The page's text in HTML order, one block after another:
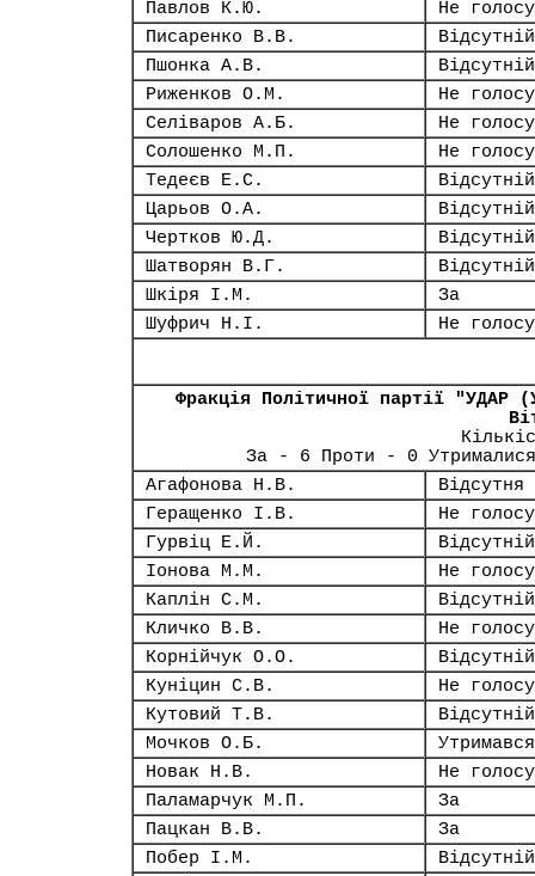
Павлов К.Ю.
Не
Писаренко В.В.
Відсутній
Пшонка А.В.
Відсутній
Риженков О.М.
Не
Селіваров А.Б.
Не
Солошенко М.П.
Не
Тедеєв Е.С.
Відсутній
Царьов О.А.
Відсутній
Чертков Ю.Д.
Відсутній
Шатворян В.Г.
Відсутній
Шкіря І.М.
За
Шуфрич Н.І.
Не
Фракція Політичної партії "УДАР
За - 6 Проти - 0
Агафонова Н.В.
Відсутня
Геращенко І.В.
Не
Гурвіц Е.Й.
Відсутній
Іонова М.М.
Не
Каплін С.М.
Відсутній
Кличко В.В.
Не
Корнійчук О.О.
Відсутній
Куніцин С.В.
Не
Кутовий Т.В.
Відсутній
Мочков О.Б.
Утримався
Новак Н.В.
Не
Паламарчук М.П.
За
Пацкан В.В.
За
Побер І.М.
Відсутній